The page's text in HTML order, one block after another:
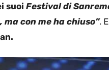
suoi Festival di
con me ha chiuso”.